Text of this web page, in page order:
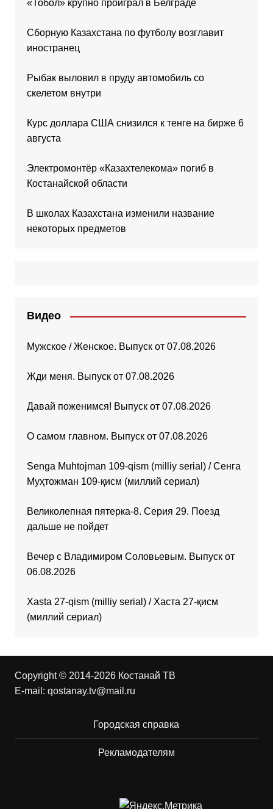
«Тобол» крупно проиграл в Белграде
Сборную Казахстана по футболу возглавит
иностранец
Рыбак выловил в пруду автомобиль со
скелетом внутри
Курс доллара США снизился к тенге на бирже 6
августа
Электромонтёр «Казахтелекома» погиб в
Костанайской области
В школах Казахстана изменили название
некоторых предметов
Видео
Мужское / Женское. Выпуск от 07.08.2026
Жди меня. Выпуск от 07.08.2026
Давай поженимся! Выпуск от 07.08.2026
О самом главном. Выпуск от 07.08.2026
Senga Muhtojman 109-qism (milliy serial) / Сенга
Муҳтожман 109-қисм (миллий сериал)
Великолепная пятерка-8. Серия 29. Поезд
дальше не пойдет
Вечер с Владимиром Соловьевым. Выпуск от
06.08.2026
Xasta 27-qism (milliy serial) / Хаста 27-қисм
(миллий сериал)
Copyright © 2014-2026 Костанай ТВ
E-mail: qostanay.tv@mail.ru
Городская справка
Рекламодателям